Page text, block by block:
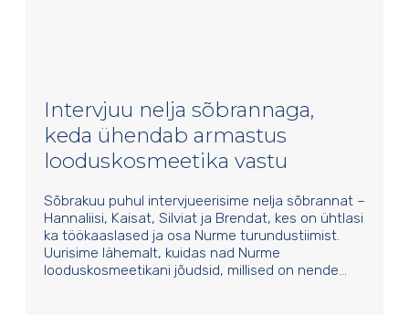
Intervjuu nelja sõbrannaga,
keda ühendab armastus
looduskosmeetika vastu
Sõbrakuu puhul intervjueerisime nelja sõbrannat –
Hannaliisi, Kaisat, Silviat ja Brendat, kes on ühtlasi
ka töökaaslased ja osa Nurme turundustiimist.
Uurisime lähemalt, kuidas nad Nurme
looduskosmeetikani jõudsid, millised on nende…